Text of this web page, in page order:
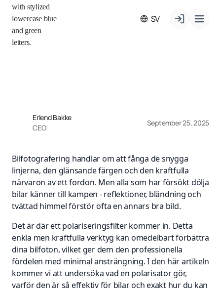
SV
Erlend Bakke
CEO
September 25, 2025
Bilfotografering handlar om att fånga de snygga
linjerna, den glänsande färgen och den kraftfulla
närvaron av ett fordon. Men alla som har försökt dölja
bilar känner till kampen - reflektioner, bländning och
tvättad himmel förstör ofta en annars bra bild.
Det är där ett polariseringsfilter kommer in. Detta
enkla men kraftfulla verktyg kan omedelbart förbättra
dina bilfoton, vilket ger dem den professionella
fördelen med minimal ansträngning. I den här artikeln
kommer vi att undersöka vad en polarisator gör,
varför den är så effektiv för bilar och exakt hur du kan